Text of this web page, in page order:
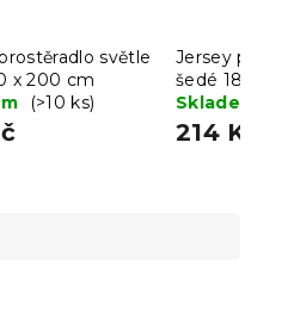
světle
x 200 cm
(>10 ks)
Jersey
šedé 180 x
Skladem
214 Kč